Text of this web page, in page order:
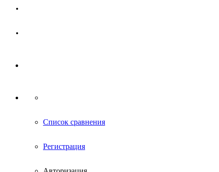
Список сравнения
Регистрация